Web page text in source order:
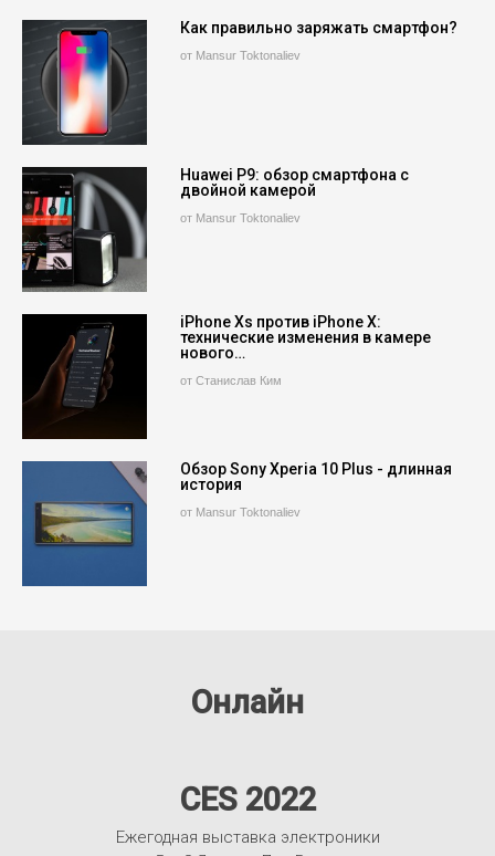
Как правильно заряжать смартфон?
от Mansur Toktonaliev
Huawei P9: обзор смартфона с
двойной камерой
от Mansur Toktonaliev
iPhone Xs против iPhone X:
технические изменения в камере
нового…
от Станислав Ким
Обзор Sony Xperia 10 Plus - длинная
история
от Mansur Toktonaliev
Онлайн
CES 2022
Ежегодная выставка электроники